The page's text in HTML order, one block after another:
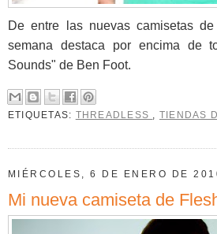
De entre las nuevas camisetas de
semana destaca por encima de
Sounds" de Ben Foot.
ETIQUETAS: THREADLESS TIENDAS
MIÉRCOLES, 6 DE ENERO DE
Mi nueva camiseta de